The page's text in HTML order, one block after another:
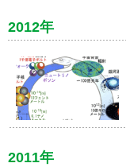
2012年
2011年